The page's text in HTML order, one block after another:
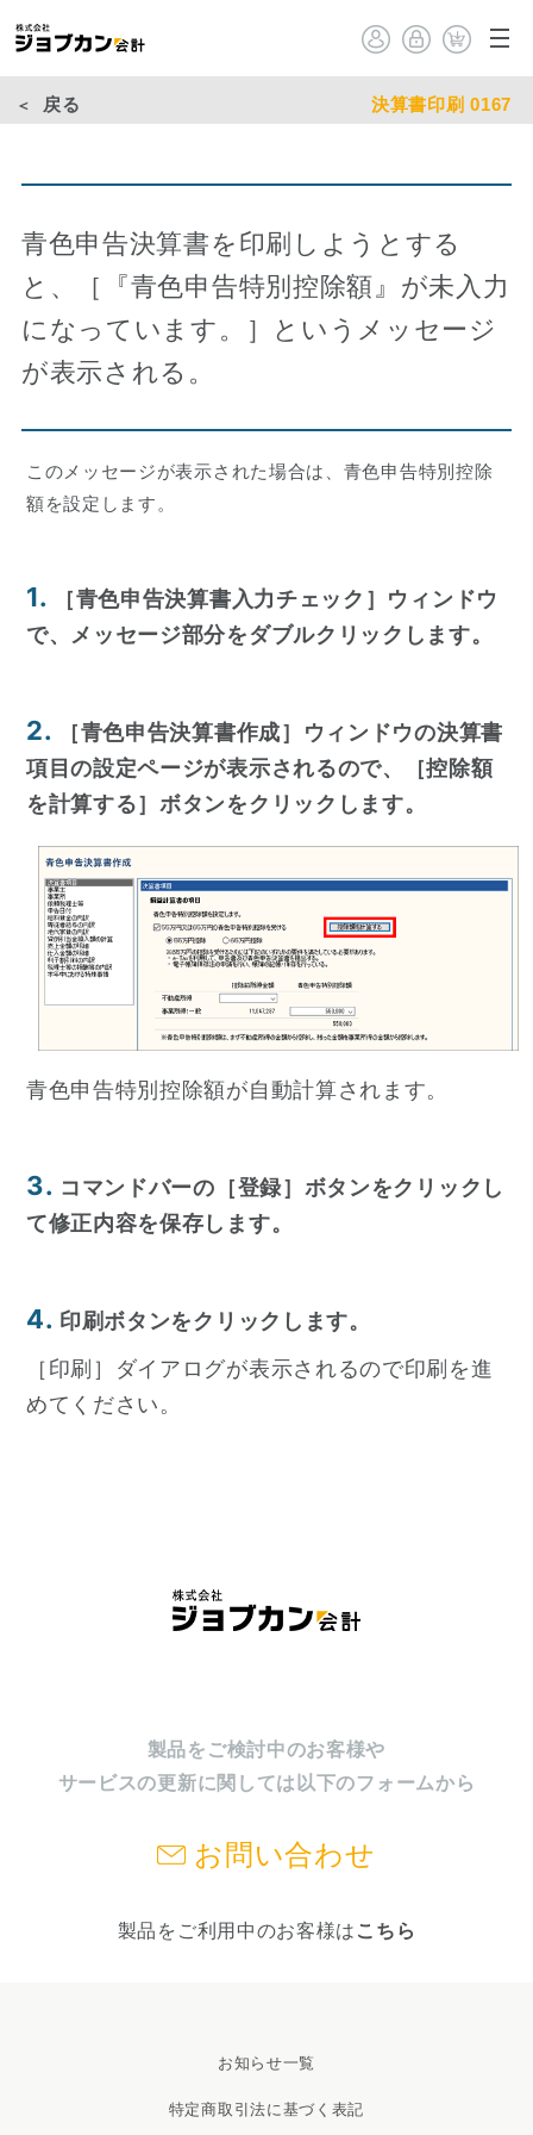
戻る 決算書印刷 0167
青色申告決算書を印刷しようとする
と、［『青色申告特別控除額』が未入力
になっています。］というメッセージ
が表示される。
このメッセージが表示された場合は、青色申告特別控除
額を設定します。
1.
［青色申告決算書入力チェック］ウィンドウ
で、メッセージ部分をダブルクリックします。
2.
［青色申告決算書作成］ウィンドウの決算書
項目の設定ページが表示されるので、［控除額
を計算する］ボタンをクリックします。
青色申告特別控除額が自動計算されます。
3. コマンドバーの［登録］ボタンをクリックし
て修正内容を保存します。
4. 印刷ボタンをクリックします。
［印刷］ダイアログが表示されるので印刷を進
めてください。
製品をご検討中のお客様や
サービスの更新に関しては以下のフォームから
お問い合わせ
製品をご利用中のお客様は こちら
お知らせ一覧
特定商取引法に基づく表記